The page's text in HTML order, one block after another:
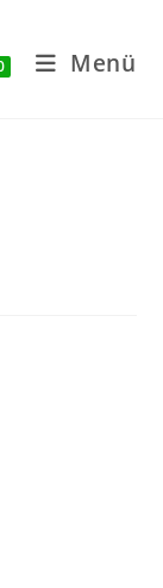
Menü